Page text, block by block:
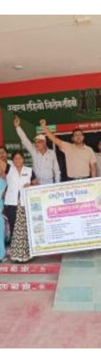
ने बायोडीजल
ने किया पौधरोपण,
से मिले अब्दुल कलाम